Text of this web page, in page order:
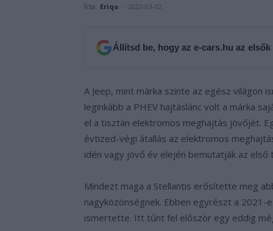
Írta: Eriqo - 2022-03-02
Állítsd be, hogy az e-cars.hu az
A Jeep, mint márka szinte az egész
leginkább a PHEV hajtáslánc volt a márka
el a tisztán elektromos meghajtás jövőjét.
évtized-végi átallás az elektromos
idén vagy jövő év elején bemutatják az
Mindezt maga a Stellantis erősítette meg
nagyközönségnek. Ebben egyrészt a
ismertette. Itt tűnt fel először egy eddig